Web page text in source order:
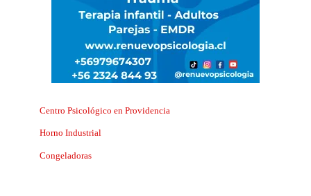
Centro Psicológico en Providencia
Horno Industrial
Congeladoras